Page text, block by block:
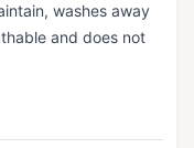
washes away
and does not